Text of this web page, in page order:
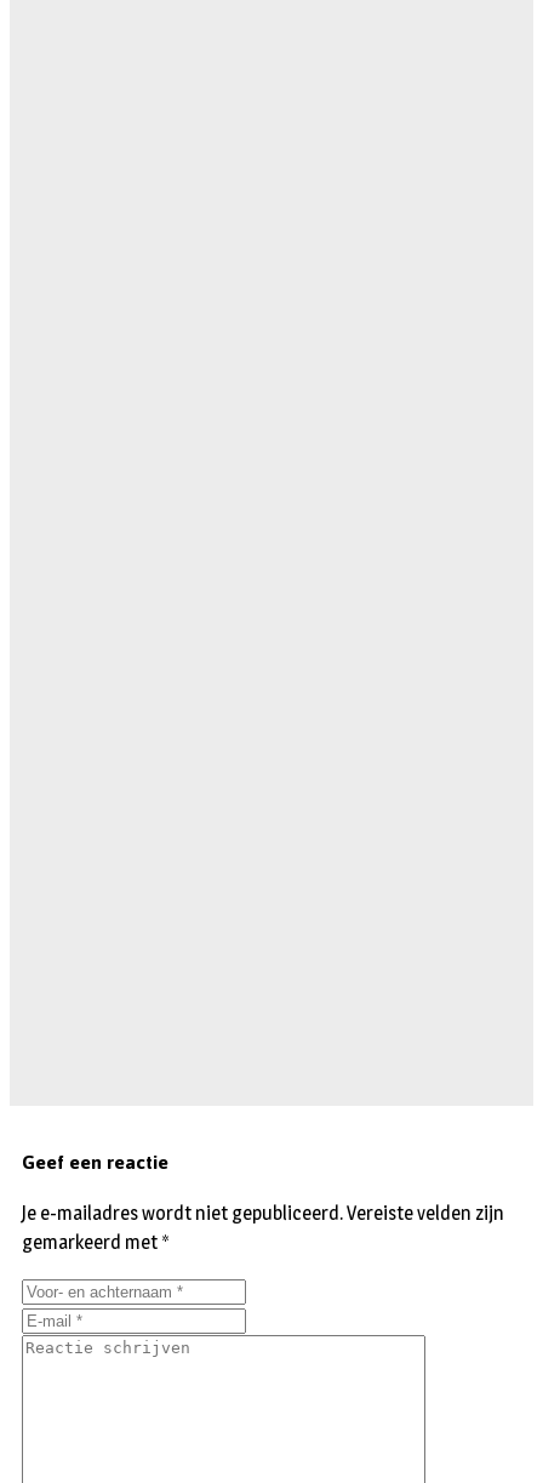
Geef een reactie
Je e-mailadres wordt niet gepubliceerd.Vereiste velden zijn
gemarkeerd met *